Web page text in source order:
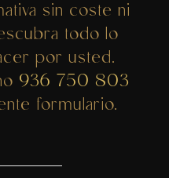
sin coste ni
todo lo
por usted.
936 750 803
formulario.